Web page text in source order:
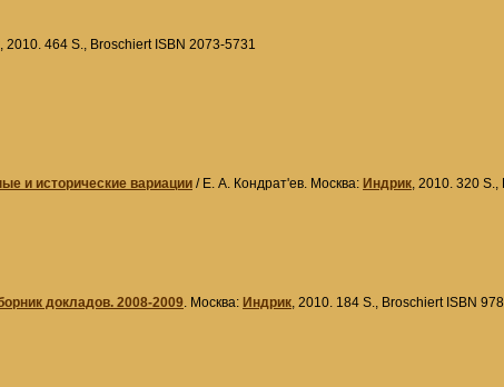
, 2010. 464 S., Broschiert ISBN 2073-5731
и исторические вариации / Е. А. Кондрат'ев. Москва: Индрик , 2010. 320
докладов. 2008-2009 . Москва: Индрик , 2010. 184 S., Broschiert ISBN